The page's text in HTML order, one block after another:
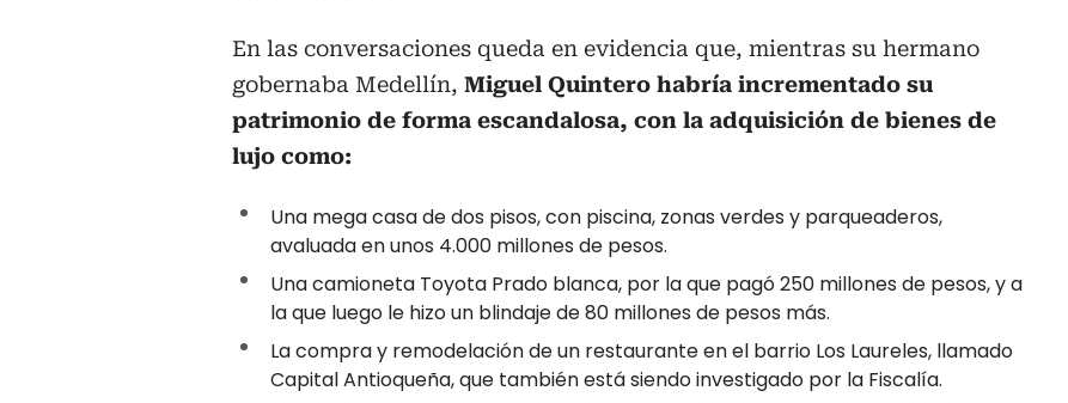
En las conversaciones queda en evidencia que, mientras su hermano
gobernaba Medellín, Miguel Quintero habría incrementado su
patrimonio de forma escandalosa, con la adquisición de bienes de
lujo como:
Una mega casa de dos pisos, con piscina, zonas verdes y parqueaderos,
avaluada en unos 4.000 millones de pesos.
Una camioneta Toyota Prado blanca, por la que pagó 250 millones de pesos, y a
la que luego le hizo un blindaje de 80 millones de pesos más.
La compra y remodelación de un restaurante en el barrio Los Laureles, llamado
Capital Antioqueña, que también está siendo investigado por la Fiscalía.